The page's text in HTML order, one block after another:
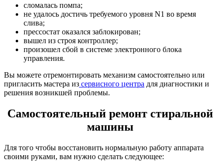
сломалась помпа;
не удалось достичь требуемого уровня N1 во время
слива;
прессостат оказался заблокирован;
вышел из строя контроллер;
произошел сбой в системе электронного блока
управления.
Вы можете отремонтировать механизм самостоятельно или
пригласить мастера из сервисного центра для диагностики и
решения возникшей проблемы.
Самостоятельный ремонт стиральной
машины
Для того чтобы восстановить нормальную работу аппарата
своими руками, вам нужно сделать следующее: